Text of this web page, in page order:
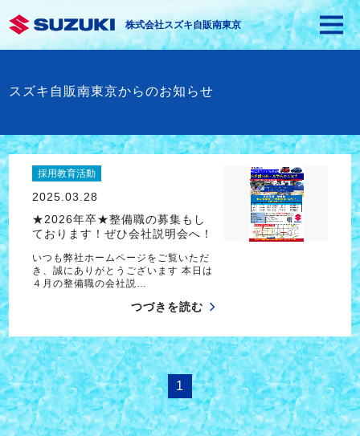
株式会社スズキ自販南東京
スズキ自販南東京からのお知らせ
採用教育活動
2025.03.28
★2026年卒★整備職の募集もし
ております！ぜひ会社説明会へ！
いつも弊社ホームページをご覧いただ
き、誠にありがとうございます 本日は
４月の整備職の会社説…
つづきを読む
1